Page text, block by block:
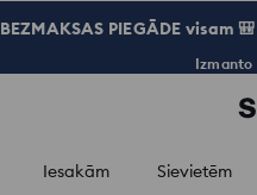
BEZMAKSAS PIEGĀDE visam
Izmanto
Iesakām Sievietēm